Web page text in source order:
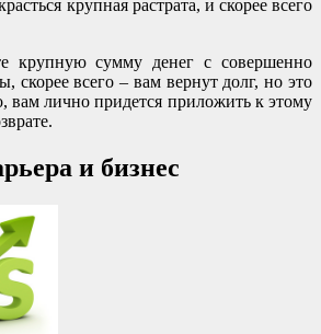
крупная растрата, и скорее всего
крупную сумму денег с совершенно
скорее всего – вам вернут долг, но это
вам лично придется приложить к этому
и бизнес